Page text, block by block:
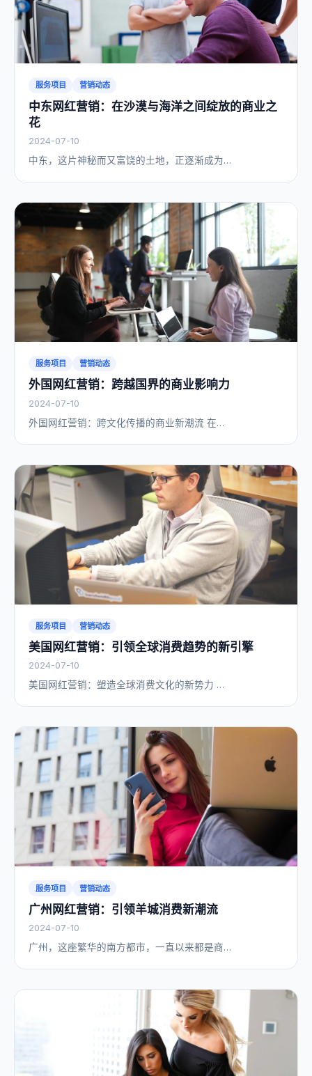
服务项目 营销动态
中东网红营销：在沙漠与海洋之间绽放的商业之
花
2024-07-10
中东，这片神秘而又富饶的土地，正逐渐成为…
服务项目 营销动态
外国网红营销：跨越国界的商业影响力
2024-07-10
外国网红营销：跨文化传播的商业新潮流 在…
服务项目 营销动态
美国网红营销：引领全球消费趋势的新引擎
2024-07-10
美国网红营销：塑造全球消费文化的新势力 …
服务项目 营销动态
广州网红营销：引领羊城消费新潮流
2024-07-10
广州，这座繁华的南方都市，一直以来都是商…